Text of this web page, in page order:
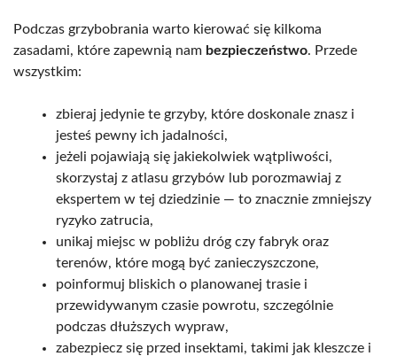
Podczas grzybobrania warto kierować się kilkoma
zasadami, które zapewnią nam bezpieczeństwo. Przede
wszystkim:
zbieraj jedynie te grzyby, które doskonale znasz i
jesteś pewny ich jadalności,
jeżeli pojawiają się jakiekolwiek wątpliwości,
skorzystaj z atlasu grzybów lub porozmawiaj z
ekspertem w tej dziedzinie — to znacznie zmniejszy
ryzyko zatrucia,
unikaj miejsc w pobliżu dróg czy fabryk oraz
terenów, które mogą być zanieczyszczone,
poinformuj bliskich o planowanej trasie i
przewidywanym czasie powrotu, szczególnie
podczas dłuższych wypraw,
zabezpiecz się przed insektami, takimi jak kleszcze i